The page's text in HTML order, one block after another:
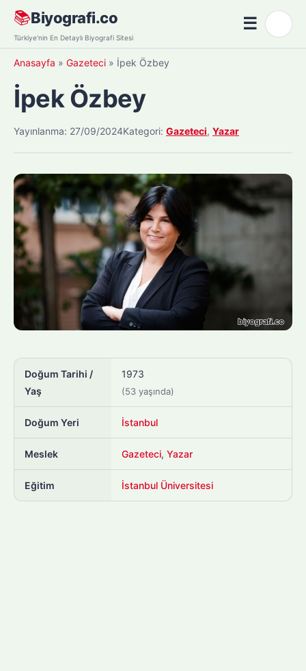
Skip
content
📚Biyografi.co
Türkiye'nin En Detaylı Biyografi Sitesi
☰Menü
Anasayfa » Gazeteci » İpek Özbey
İpek Özbey
Yayınlanma: 27/09/2024Kategori: Gazeteci, Yazar
Doğum Tarihi /
Yaş
1973
(53 yaşında)
Doğum Yeri İstanbul
Meslek Gazeteci, Yazar
Eğitim İstanbul Üniversitesi